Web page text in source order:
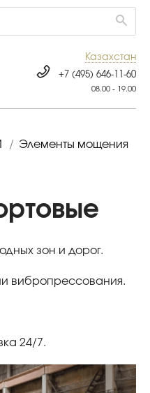
Казахстан
+7 (495) 646-11-60
08.00 - 19.00
/ Элементы мощения
зон и дорог.
вибропрессования.
24/7.